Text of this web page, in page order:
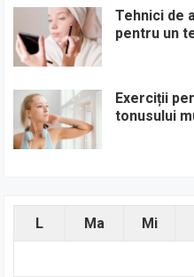
Tehnici de
pentru un
Exerciții
tonusului
L Ma Mi